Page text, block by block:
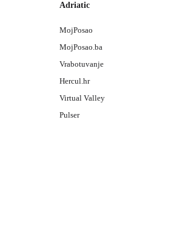
Adriatic
MojPosao
MojPosao.ba
Vrabotuvanje
Hercul.hr
Virtual Valley
Pulser